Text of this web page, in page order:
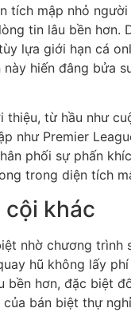
tích mập nhỏ
tin lâu bền hơn.
lựa giới hạn cá
hiến đâng bửa
từ hầu như
như Premier
phối sự phấn
trong diện tích
cội khác
nhờ chương
hũ không lấy
hơn, đặc biệt
bán biệt thự